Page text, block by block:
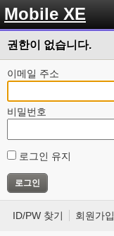
Mobile XE
권한이 없습니다.
이메일 주소
비밀번호
로그인 유지
ID/PW 찾기 회원가입